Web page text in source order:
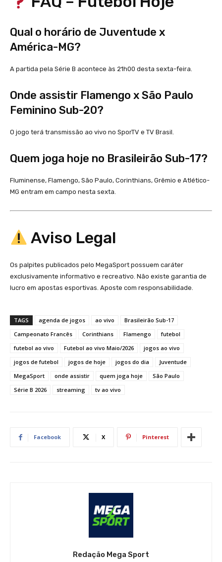
Qual o horário de Juventude x
América-MG?
A partida pela Série B acontece às 21h00 desta sexta-feira.
Onde assistir Flamengo x São Paulo
Feminino Sub-20?
O jogo terá transmissão ao vivo no SporTV e TV Brasil.
Quem joga hoje no Brasileirão Sub-17?
Fluminense, Flamengo, São Paulo, Corinthians, Grêmio e Atlético-
MG entram em campo nesta sexta.
Aviso Legal
Os palpites publicados pelo MegaSport possuem caráter
exclusivamente informativo e recreativo. Não existe garantia de
lucro em apostas esportivas. Aposte com responsabilidade.
TAGS agenda de jogos ao vivo
Brasileirão Sub-17
Campeonato Francês
Corinthians Flamengo
futebol
futebol ao vivo
Futebol ao vivo Maio/2026
jogos ao vivo
jogos de futebol
jogos de hoje jogos do dia
Juventude
MegaSport
onde assistir quem joga hoje
São Paulo
Série B 2026
streaming tv ao vivo
Facebook X Pinterest
Redação Mega Sport